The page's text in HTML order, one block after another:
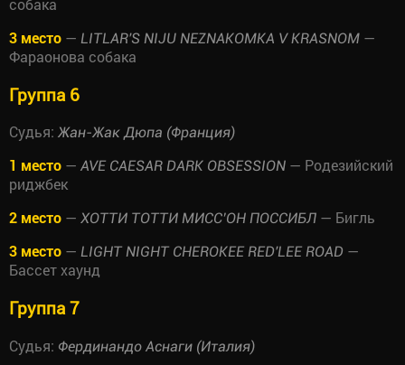
собака
3 место — LITLAR'S NIJU NEZNAKOMKA V KRASNOM —
Фараонова собака
Группа 6
Судья: Жан-Жак Дюпа (Франция)
1 место — AVE CAESAR DARK OBSESSION — Родезийский
риджбек
2 место — ХОТТИ ТОТТИ МИСС’ОН ПОССИБЛ — Бигль
3 место — LIGHT NIGHT CHEROKEE RED'LEE ROAD —
Бассет хаунд
Группа 7
Судья: Фердинандо Аснаги (Италия)